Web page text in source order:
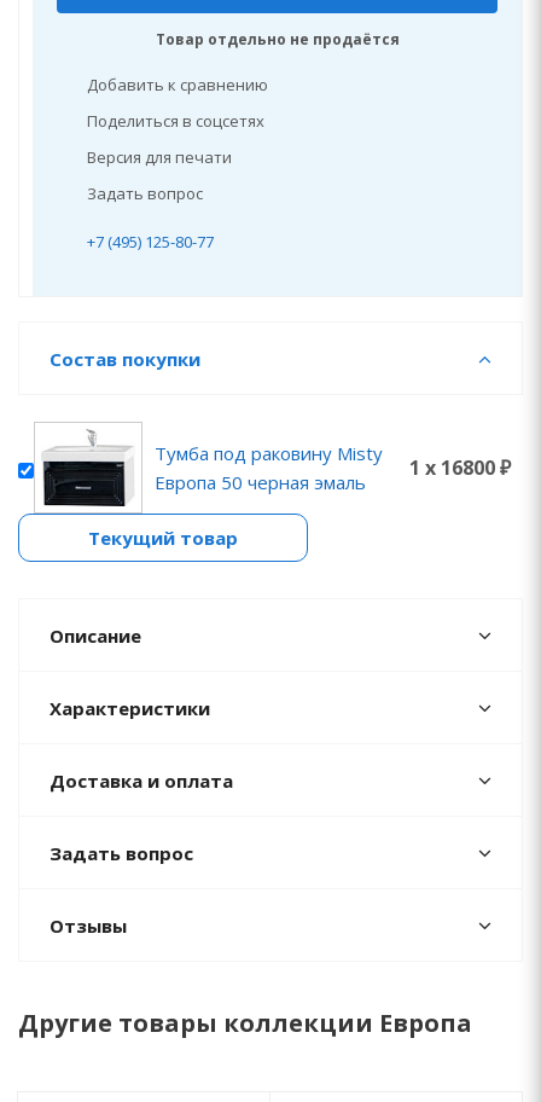
Товар отдельно не продаётся
Добавить к сравнению
Поделиться в соцсетях
Версия для печати
Задать вопрос
+7 (495) 125-80-77
Состав покупки
Тумба под раковину Misty
Европа 50 черная эмаль
1 x 16800 ₽
Текущий товар
Описание
Характеристики
Доставка и оплата
Задать вопрос
Отзывы
Другие товары коллекции Европа